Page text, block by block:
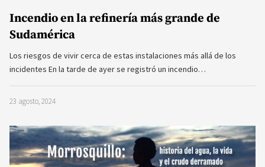
Incendio en la refinería más grande de
Sudamérica
Los riesgos de vivir cerca de estas instalaciones más allá de los
incidentes En la tarde de ayer se registró un incendio…
23 agosto, 2024